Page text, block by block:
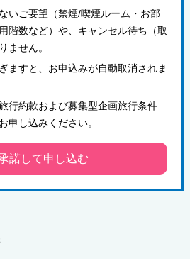
いご要望（禁煙/喫煙ルーム・お部
階数など）や、キャンセル待ち（取
ません。
ますと、お申込みが自動取消されま
行約款および募集型企画旅行条件
申し込みください。
諾して申し込む